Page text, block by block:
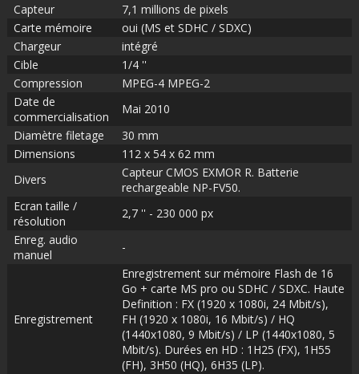
Capteur
7,1 millions de pixels
Carte mémoire
oui (MS et SDHC / SDXC)
Chargeur
intégré
Cible
1/4 ''
Compression
MPEG-4 MPEG-2
Date de
commercialisation
Mai 2010
Diamètre filetage
30 mm
Dimensions
112 x 54 x 62 mm
Divers
Capteur CMOS EXMOR R. Batterie
rechargeable NP-FV50.
Ecran taille /
résolution
2,7 '' - 230 000 px
Enreg. audio
manuel
-
Enregistrement
Enregistrement sur mémoire Flash de 16
Go + carte MS pro ou SDHC / SDXC. Haute
Definition : FX (1920 x 1080i, 24 Mbit/s),
FH (1920 x 1080i, 16 Mbit/s) / HQ
(1440x1080, 9 Mbit/s) / LP (1440x1080, 5
Mbit/s). Durées en HD : 1H25 (FX), 1H55
(FH), 3H50 (HQ), 6H35 (LP).